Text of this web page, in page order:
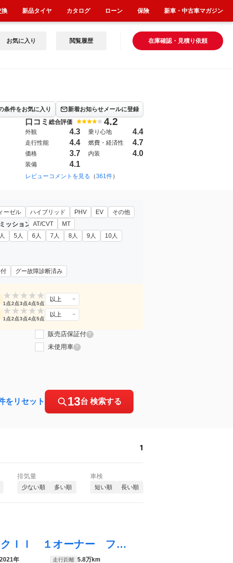
在庫確認・見積り依頼
お気に入り 閲覧履歴
条件をお気に入り 新着お知らせメールに登録
口コミ 総合評価 4.2
外観 4.3 乗り心地 4.4
走行性能 4.4 燃費・経済性 4.7
価格 3.7 内装 4.0
装備 4.1
レビューコメントを見る （361件）
ーゼル ハイブリッド PHV EV その他
ミッション AT/CVT MT
5人 6人 7人 8人 9人
10人
グー故障診断済み
★
1点
★
2点
★
3点
★
4点
★
5点
以上
★
1点
★
2点
★
3点
★
4点
★
5点
以上
販売店保証付 ?
未使用車 ?
をリセット 13台 検索する
1
排気量
少ない順 多い順
車検
短い順 長い順
プリウスアルファ Ｓ チューン ブラックＩＩ １オーナー フラット７認定中古車 純正フルセグナビ バックカメラ スマートキー 衝突軽減ブレーキ オートライト オートエアコン シートヒーター ＡＣＣ フォグライト 純正ＡＷ ドラレコ ＥＴＣ
2021年 走行距離 5.8万km
換 新品タイヤ カタログ ローン 保険 新車・中古車マガジン